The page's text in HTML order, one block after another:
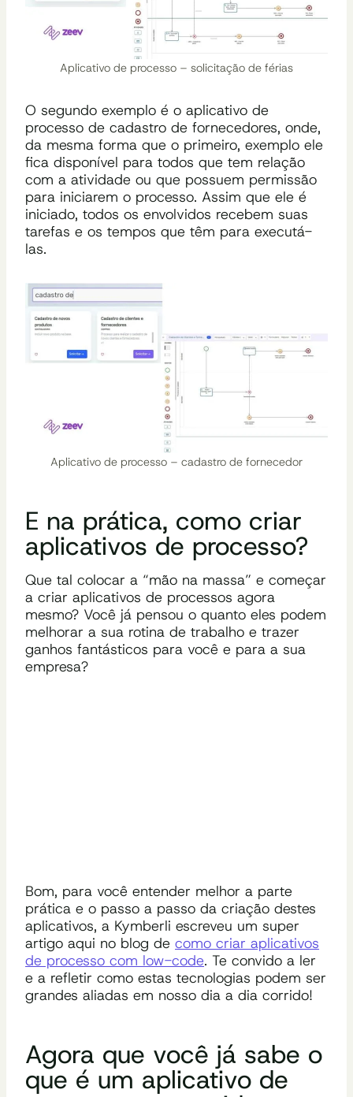
Aplicativo de processo – solicitação de férias
O segundo exemplo é o aplicativo de
processo de cadastro de fornecedores, onde,
da mesma forma que o primeiro, exemplo ele
fica disponível para todos que tem relação
com a atividade ou que possuem permissão
para iniciarem o processo. Assim que ele é
iniciado, todos os envolvidos recebem suas
tarefas e os tempos que têm para executá-
las.
Aplicativo de processo – cadastro de fornecedor
E na prática, como criar
aplicativos de processo?
Que tal colocar a “mão na massa” e começar
a criar aplicativos de processos agora
mesmo? Você já pensou o quanto eles podem
melhorar a sua rotina de trabalho e trazer
ganhos fantásticos para você e para a sua
empresa?
Bom, para você entender melhor a parte
prática e o passo a passo da criação destes
aplicativos, a Kymberli escreveu um super
artigo aqui no blog de como criar aplicativos
de processo com low-code. Te convido a ler
e a refletir como estas tecnologias podem ser
grandes aliadas em nosso dia a dia corrido!
Agora que você já sabe o
que é um aplicativo de